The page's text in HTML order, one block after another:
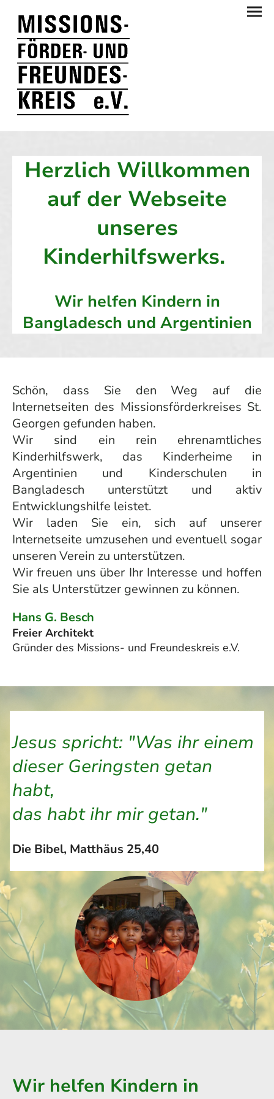
Herzlich Willkommen
auf der Webseite
unseres
Kinderhilfswerks.
Wir helfen Kindern in
Bangladesch und Argentinien
Schön, dass Sie den Weg auf die
Internetseiten des Missionsförderkreises St.
Georgen gefunden haben.
Wir sind ein rein ehrenamtliches
Kinderhilfswerk, das Kinderheime in
Argentinien und Kinderschulen in
Bangladesch unterstützt und aktiv
Entwicklungshilfe leistet.
Wir laden Sie ein, sich auf unserer
Internetseite umzusehen und eventuell sogar
unseren Verein zu unterstützen.
Wir freuen uns über Ihr Interesse und hoffen
Sie als Unterstützer gewinnen zu können.
Hans G. Besch
Freier Architekt
Gründer des Missions- und Freundeskreis e.V.
Jesus spricht: "Was ihr einem
dieser Geringsten getan
habt,
das habt ihr mir getan."
Die Bibel, Matthäus 25,40
Wir helfen Kindern in